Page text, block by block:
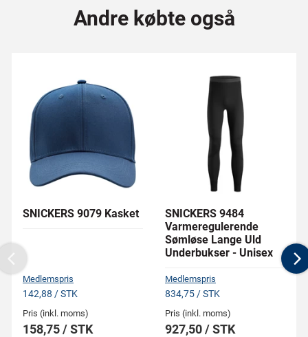
Andre købte også
SNICKERS 9079 Kasket
Medlemspris
142,88 / STK
Pris (inkl. moms)
158,75 / STK
SNICKERS 9484
Varmeregulerende
Sømløse Lange Uld
Underbukser - Unisex
Medlemspris
834,75 / STK
Pris (inkl. moms)
927,50 / STK
Previous